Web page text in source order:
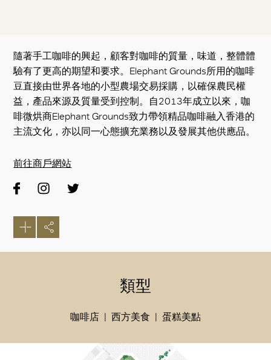
隨著手工咖啡的興起，顧客對咖啡的質量，味道，整體體
驗有了更高的期望和要求。Elephant Grounds所用的咖啡
豆直接由世界各地的小型農場交易採購，以確保農民權
益，產品來源及質量受到控制。自2013年成立以來，咖
啡微烘商Elephant Grounds致力帶領精品咖啡融入香港的
主流文化，亦以同一心態擴充業務以及發展其他供應品。
前往商戶網站
類型
咖啡店 西方美食 蛋糕美點
好